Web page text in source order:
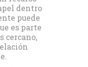
dentro
puede
es parte
cercano,